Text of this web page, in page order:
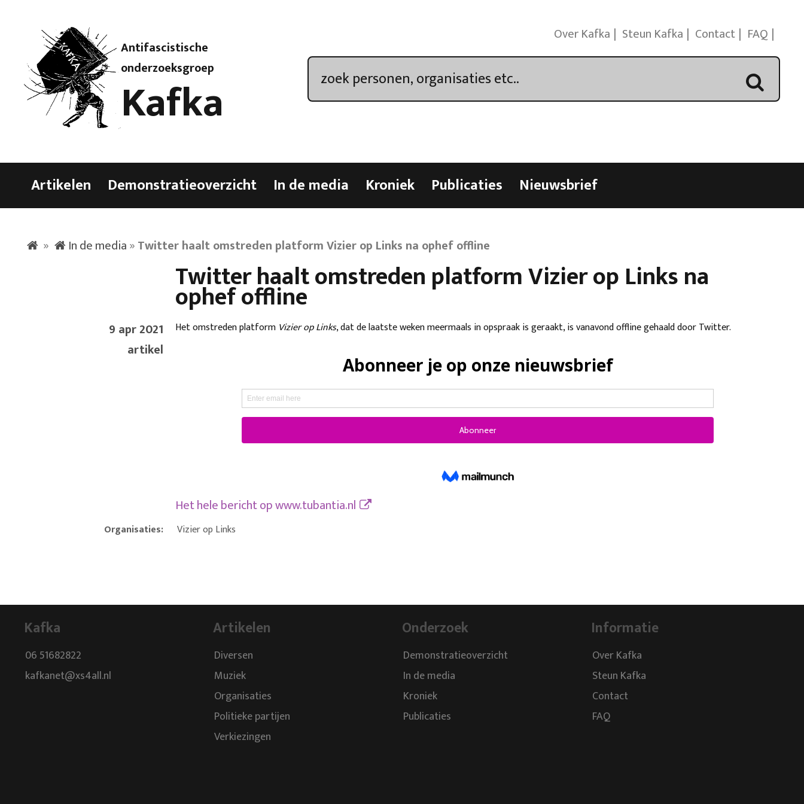
Antifascistische
onderzoeksgroep
Kafka
Over Kafka Steun Kafka Contact FAQ
Artikelen Demonstratieoverzicht In de media Kroniek Publicaties Nieuwsbrief
» In de media»Twitter haalt omstreden platform Vizier op Links na ophef offline
Twitter haalt omstreden platform Vizier op Links na
ophef offline
9 apr 2021
artikel
Het omstreden platform Vizier op Links, dat de laatste weken meermaals in opspraak is geraakt, is vanavond offline gehaald door Twitter.
Het hele bericht opwww.tubantia.nl
Organisaties: Vizier op Links
Kafka
06 51682822
kafkanet@xs4all.nl
Artikelen
Diversen
Muziek
Organisaties
Politieke partijen
Verkiezingen
Onderzoek
Demonstratieoverzicht
In de media
Kroniek
Publicaties
Informatie
Over Kafka
Steun Kafka
Contact
FAQ